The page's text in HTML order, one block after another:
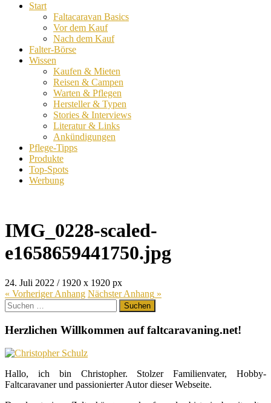
Start
Faltacaravan Basics
Vor dem Kauf
Nach dem Kauf
Falter-Börse
Wissen
Kaufen & Mieten
Reisen & Campen
Warten & Pflegen
Hersteller & Typen
Stories & Interviews
Literatur & Links
Ankündigungen
Pflege-Tipps
Produkte
Top-Spots
Werbung
IMG_0228-scaled-
e1658659441750.jpg
24. Juli 2022 / 1920 x 1920 px
« VorherigerAnhang NächsterAnhang »
Suchen
nach:
Herzlichen Willkommen auf faltcaravaning.net!
Hallo, ich bin Christopher. Stolzer Familienvater, Hobby-
Faltcaravaner und passionierter Autor dieser Webseite.